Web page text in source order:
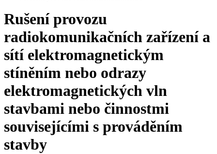
Rušení provozu
radiokomunikačních zařízení a
sítí elektromagnetickým
stíněním nebo odrazy
elektromagnetických vln
stavbami nebo činnostmi
souvisejícími s prováděním
stavby